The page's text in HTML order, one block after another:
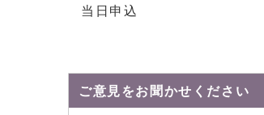
当日申込
ご意見をお聞かせください